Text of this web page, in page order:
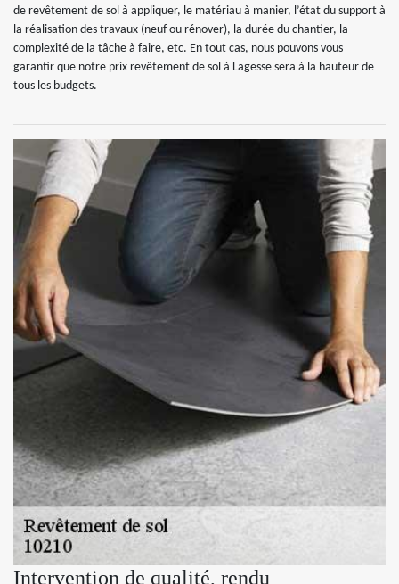
de revêtement de sol à appliquer, le matériau à manier, l’état du support à
la réalisation des travaux (neuf ou rénover), la durée du chantier, la
complexité de la tâche à faire, etc. En tout cas, nous pouvons vous
garantir que notre prix revêtement de sol à Lagesse sera à la hauteur de
tous les budgets.
Intervention de qualité, rendu